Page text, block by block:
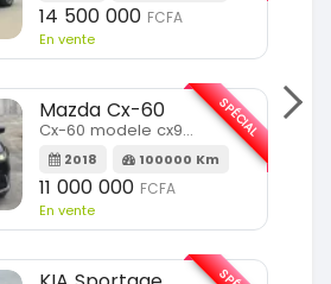
14 500 000 FCFA
En vente
Mazda Cx-60
Cx-60 modele cx9 full option
2018 100000 Km
11 000 000 FCFA
En vente
SPÉCIAL